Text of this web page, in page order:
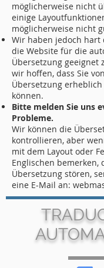
möglicherweise nicht
einige
möglicherweise nicht
Wir haben jedoch hart
die Website für die
Übersetzung geeignet
wir hoffen, dass Sie
Übersetzung
können.
Bitte melden Sie uns
Probleme.
Wir können die
kontrollieren, aber
mit dem Layout oder
Englischen bemerken,
Übersetzung stören,
eine E-Mail an: